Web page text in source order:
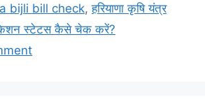
bijli bill check,हरियाणा कृषि यंत्र
स्टेटस कैसे चेक करें?